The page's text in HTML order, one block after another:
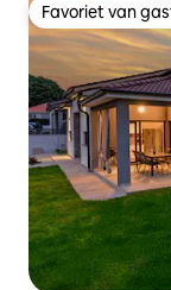
Favoriet van
Favoriet van